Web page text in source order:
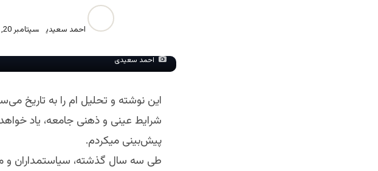
احمد سعیدی سپتامبر 20, 2024
احمد سعیدی
این نوشته و تحلیل ام را به تاریخ
شرایط عینی و ذهنی جامعه، یاد
پیش‌بینی میکردم.
طی سه سال گذشته، سیاستمداران و